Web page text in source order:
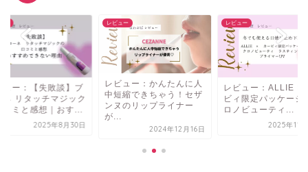
ュー：かんたんに人
縮できちゃう！セザ
のリップライナー
2024年12月16日
レビュー
レビュー：ALLIE × カー
ビィ限定パッケージ「ク
ロノビューティ...
2025年11月25日
レビュー
レビュー：【失敗談
ローネ リタッチマ
の口コミと感想｜お
2025年8